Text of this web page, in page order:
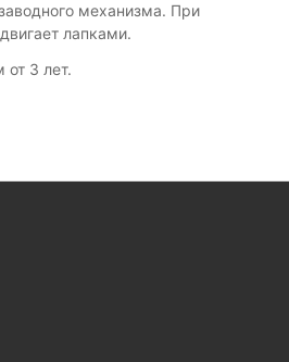
механизма. При
лапками.
от 3 лет.